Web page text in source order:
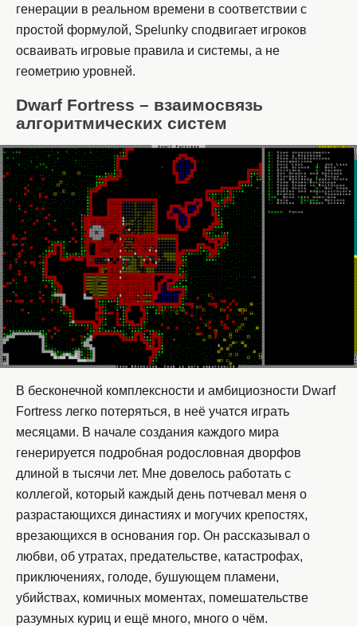
генерации в реальном времени в соответствии с
простой формулой, Spelunky сподвигает игроков
осваивать игровые правила и системы, а не
геометрию уровней.
Dwarf Fortress – взаимосвязь
алгоритмических систем
В бесконечной комплексности и амбициозности Dwarf
Fortress легко потеряться, в неё учатся играть
месяцами. В начале создания каждого мира
генерируется подробная родословная дворфов
длиной в тысячи лет. Мне довелось работать с
коллегой, который каждый день потчевал меня о
разрастающихся династиях и могучих крепостях,
врезающихся в основания гор. Он рассказывал о
любви, об утратах, предательстве, катастрофах,
приключениях, голоде, бушующем пламени,
убийствах, комичных моментах, помешательстве
разумных куриц и ещё много, много о чём.